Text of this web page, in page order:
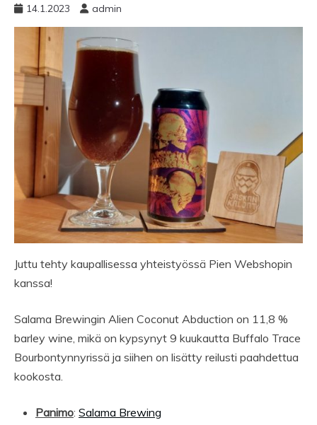
14.1.2023 admin
Juttu tehty kaupallisessa yhteistyössä Pien Webshopin
kanssa!
Salama Brewingin Alien Coconut Abduction on 11,8 %
barley wine, mikä on kypsynyt 9 kuukautta Buffalo Trace
Bourbontynnyrissä ja siihen on lisätty reilusti paahdettua
kookosta.
Panimo: Salama Brewing